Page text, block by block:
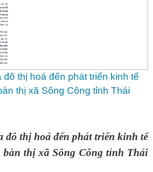
thị hoá đến phát triển kinh tế
thị xã Sông Công tỉnh Thái
đô thị hoá đến phát triển kinh tế
thị xã Sông Công tỉnh Thái